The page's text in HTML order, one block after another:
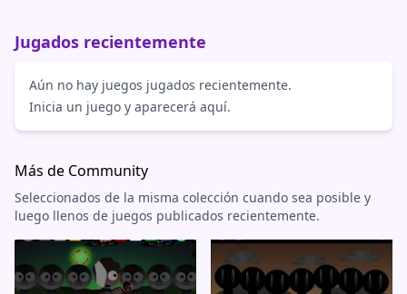
Jugados recientemente
Aún no hay juegos jugados recientemente.
Inicia un juego y aparecerá aquí.
Más de Community
Seleccionados de la misma colección cuando sea posible y
luego llenos de juegos publicados recientemente.